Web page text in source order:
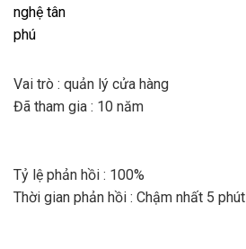
Vai trò : quản lý cửa hàng
Đã tham gia : 10 năm
Tỷ lệ phản hồi : 100%
Thời gian phản hồi : Chậm nhất 5 phút